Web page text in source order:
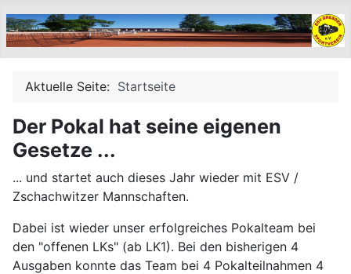
Aktuelle Seite: Startseite
Der Pokal hat seine eigenen
Gesetze ...
... und startet auch dieses Jahr wieder mit ESV /
Zschachwitzer Mannschaften.
Dabei ist wieder unser erfolgreiches Pokalteam bei
den "offenen LKs" (ab LK1). Bei den bisherigen 4
Ausgaben konnte das Team bei 4 Pokalteilnahmen 4